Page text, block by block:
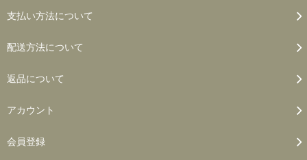
支払い方法について
配送方法について
返品について
アカウント
会員登録